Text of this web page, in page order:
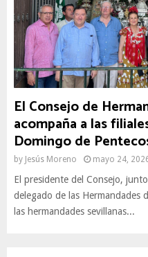
El Consejo de
acompaña a las
Domingo de
by Jesús Moreno mayo 24,
El presidente del Consejo,
delegado de las Hermandades
las hermandades sevillanas...